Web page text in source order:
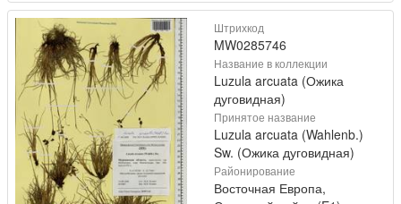
Штрихкод
MW0285746
Название в коллекции
Luzula arcuata (Ожика
дуговидная)
Принятое название
Luzula arcuata (Wahlenb.)
Sw. (Ожика дуговидная)
Районирование
Восточная Европа,